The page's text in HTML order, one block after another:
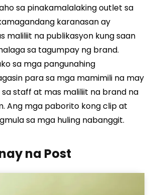
sa pinakamalalaking outlet sa
karanasan ay
maliliit na publikasyon kung saan
sa tagumpay ng brand.
sa mga pangunahing
para sa mga mamimili na may
staff at mas maliliit na brand na
Ang mga paborito kong clip at
sa mga huling nabanggit.
na Post